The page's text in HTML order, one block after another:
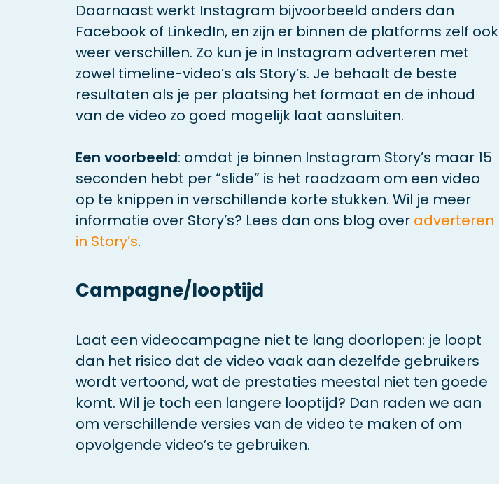
Daarnaast werkt Instagram bijvoorbeeld anders dan
Facebook of LinkedIn, en zijn er binnen de platforms zelf ook
weer verschillen. Zo kun je in Instagram adverteren met
zowel timeline-video’s als Story’s. Je behaalt de beste
resultaten als je per plaatsing het formaat en de inhoud
van de video zo goed mogelijk laat aansluiten.
Een voorbeeld: omdat je binnen Instagram Story’s maar 15
seconden hebt per “slide” is het raadzaam om een video
op te knippen in verschillende korte stukken. Wil je meer
informatie over Story’s? Lees dan ons blog over adverteren
in Story’s.
Campagne/looptijd
Laat een videocampagne niet te lang doorlopen: je loopt
dan het risico dat de video vaak aan dezelfde gebruikers
wordt vertoond, wat de prestaties meestal niet ten goede
komt. Wil je toch een langere looptijd? Dan raden we aan
om verschillende versies van de video te maken of om
opvolgende video’s te gebruiken.